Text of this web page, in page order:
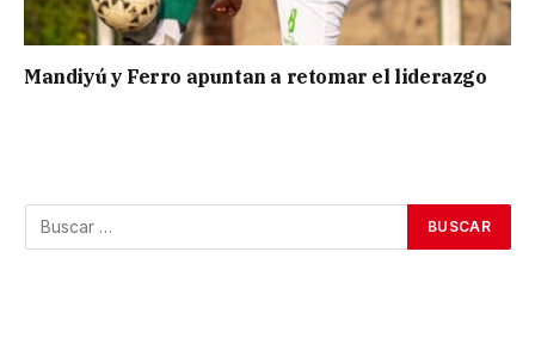
Mandiyú y Ferro apuntan a retomar el liderazgo